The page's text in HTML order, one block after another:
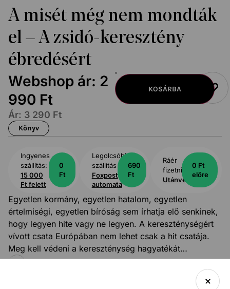
A misét még nem mondták
el – A zsidó-keresztény
ébredésért
Webshop ár: 2
990 Ft
Ár: 3 290 Ft
KOSÁRBA
Könyv
Ingyenes
szállítás:
15 000
Ft felett
0
Ft
Legolcsóbb
szállítás
Foxpost
automata
690
Ft
Ráér
fizetni:
Utánvét
0 Ft
előre
Egyetlen kormány, egyetlen hatalom, egyetlen
értelmiségi, egyetlen bíróság sem írhatja elő senkinek,
hogy legyen hite vagy ne legyen. A kereszténységért
vívott csata Európában nem lehet csak a hit csatája.
Meg kell védeni a kereszténység hagyatékát
Európában, ezeket az építészeti, művészeti, kulturális,
, amelyeket meg kell őriznünk
vagy helyre kell állítanunk. Csak akkor lesz szerepe a